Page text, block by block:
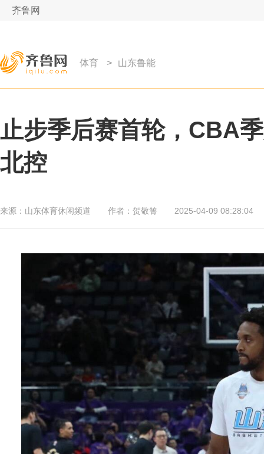
齐鲁网
体育 > 山东鲁能
止步季后赛首轮，CBA
北控
来源： 山东体育休闲频道 作者： 贺敬箐 2025-04-09 08:28:04